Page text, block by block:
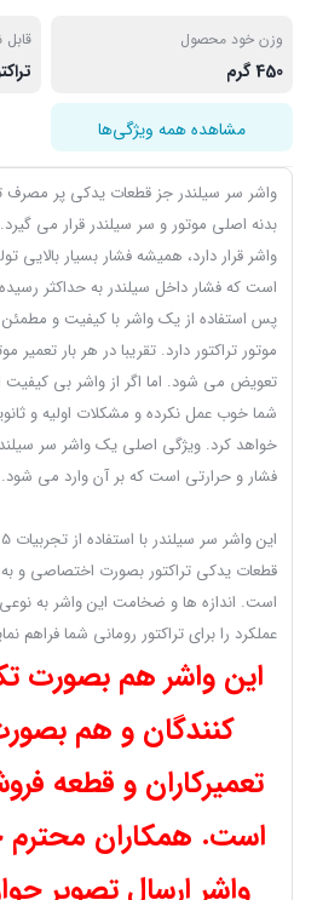
وزن خود محصول
450 گرم
مشاهده همه ویژگی‌ها
واشر سر سیلندر جز قطعات یدکی پر مصرف
بدنه اصلی موتور و سر سیلندر قرار می
واشر قرار دارد، همیشه فشار بسیار بالایی
است که فشار داخل سیلندر به حداکثر
پس استفاده از یک واشر با کیفیت و
موتور تراکتور دارد. تقریبا در هر بار تعمیر
تعویض می شود. اما اگر از واشر بی کیفیت
شما خوب عمل نکرده و مشکلات اولیه و
خواهد کرد. ویژگی اصلی یک واشر سر
فشار و حرارتی است که بر آن وارد می شود.
قطعات یدکی تراکتور بصورت اختصاصی و به
است. اندازه ها و ضخامت این واشر به
عملکرد را برای تراکتور رومانی شما فراهم
این واشر هم بصورت
کنندگان و هم
تعمیرکاران و قطعه
است. همکاران
واشر ارسال تصویر